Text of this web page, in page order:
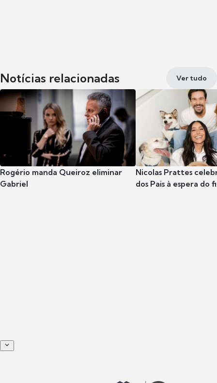
Notícias relacionadas Ver tudo
Rogério manda Queiroz eliminar
Gabriel
Nicolas Prattes
dos Pais à espera do